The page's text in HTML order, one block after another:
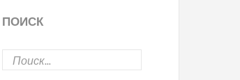
ПОИСК